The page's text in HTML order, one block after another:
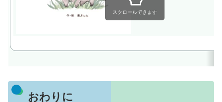
スクロールできます
おわりに